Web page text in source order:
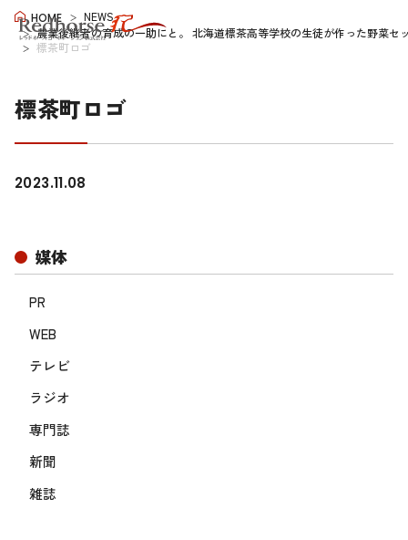
HOME
NEWS
農業後継者の育成の一助にと。 北海道標茶高等学校の生徒が作った野菜
標茶町ロゴ
標茶町ロゴ
媒体
PR
WEB
テレビ
ラジオ
専門誌
新聞
雑誌
2023.11.08